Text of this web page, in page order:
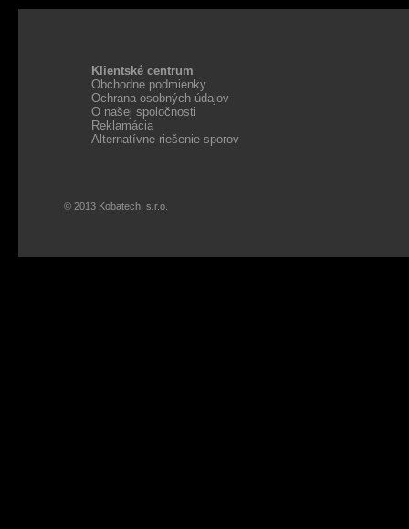
Klientské centrum
Obchodne podmienky
Ochrana osobných údajov
O našej spoločnosti
Reklamácia
Alternatívne riešenie sporov
© 2013 Kobatech, s.r.o.